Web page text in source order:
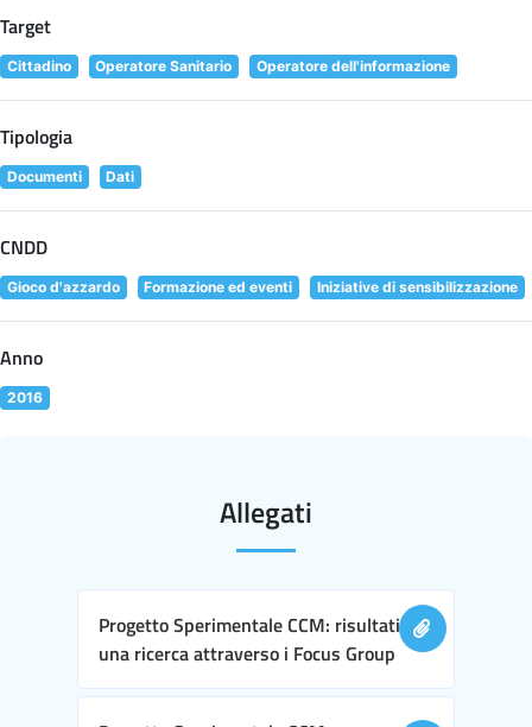
Target
Cittadino Operatore Sanitario Operatore dell'informazione
Tipologia
Documenti Dati
CNDD
Gioco d'azzardo Formazione ed eventi Iniziative di sensibilizzazione
Anno
2016
Allegati
Progetto Sperimentale CCM: risultati di
una ricerca attraverso i Focus Group